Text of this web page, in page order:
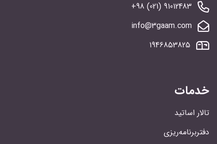
91012483 (021) 98+
info@3gaam.com
1946853825
خدمات
تالار اساتید
دفتربرنامه‌ریزی